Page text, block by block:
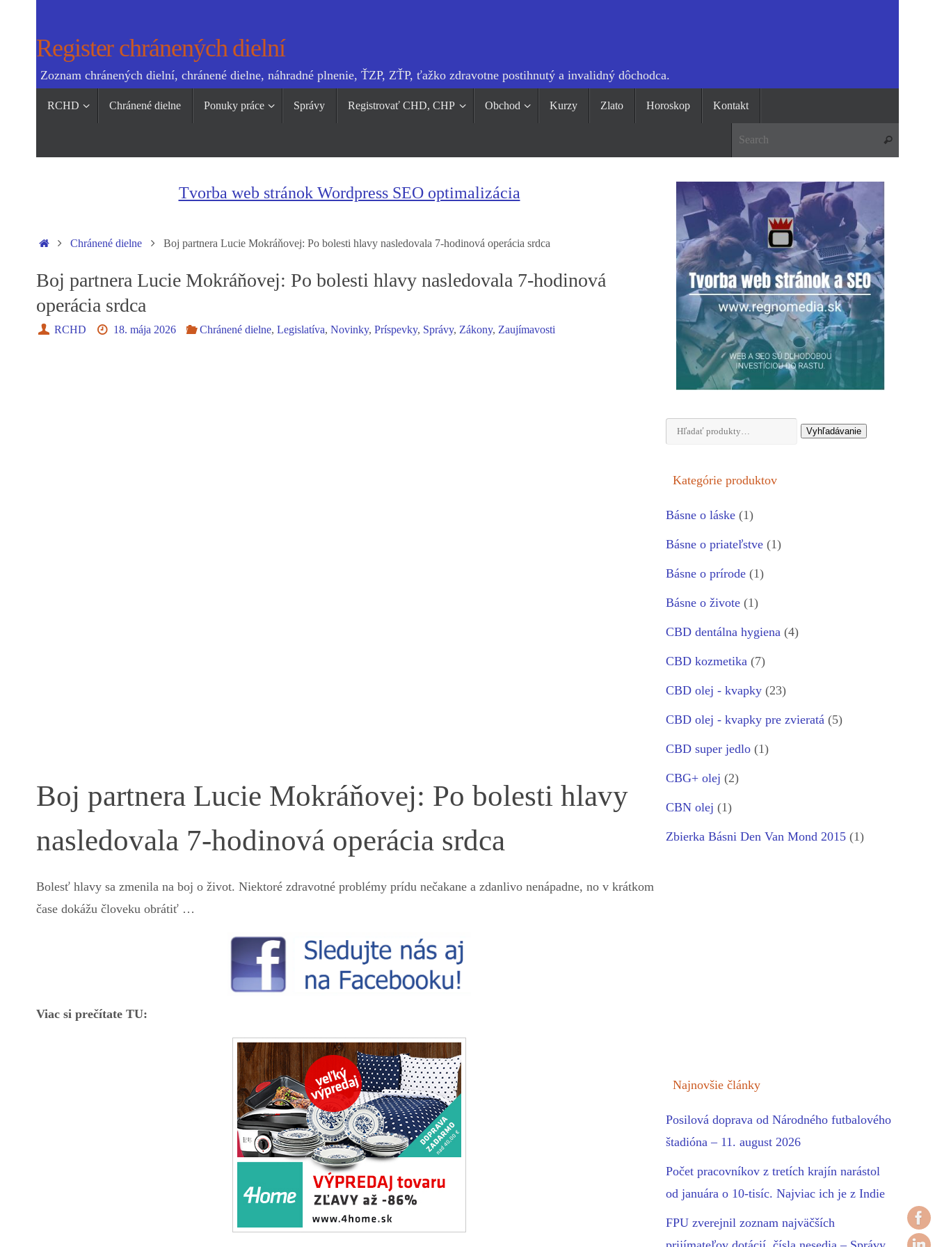
Register chránených dielní
Zoznam chránených dielní, chránené dielne, náhradné plnenie, ŤZP, ZŤP, ťažko zdravotne postihnutý a invalidný dôchodca.
RCHD Chránené dielne Ponuky práce Správy Registrovať CHD, CHP Obchod Kurzy Zlato Horoskop Kontakt
Search
Tvorba web stránok Wordpress SEO optimalizácia
HomeChránené dielne Boj partnera Lucie Mokráňovej: Po bolesti hlavy nasledovala 7-hodinová operácia srdca
Boj partnera Lucie Mokráňovej: Po bolesti hlavy nasledovala 7-hodinová
operácia srdca
RCHD 18. mája 2026 Chránené dielne,Legislatíva,Novinky,Príspevky, Správy,Zákony,Zaujímavosti
Boj partnera Lucie Mokráňovej: Po bolesti hlavy
nasledovala 7-hodinová operácia srdca
Bolesť hlavy sa zmenila na boj o život. Niektoré zdravotné problémy prídu nečakane a zdanlivo nenápadne, no v krátkom
čase dokážu človeku obrátiť …
Viac si prečítate TU:
Hľadať: Vyhľadávanie
Kategórie produktov
Básne o láske (1)
Básne o priateľstve (1)
Básne o prírode (1)
Básne o živote (1)
CBD dentálna hygiena (4)
CBD kozmetika (7)
CBD olej - kvapky (23)
CBD olej - kvapky pre zvieratá (5)
CBD super jedlo (1)
CBG+ olej (2)
CBN olej (1)
Zbierka Básni Den Van Mond 2015 (1)
Najnovšie články
Posilová doprava od Národného futbalového
štadióna – 11. august 2026
Počet pracovníkov z tretích krajín narástol
od januára o 10-tisíc. Najviac ich je z Indie
FPU zverejnil zoznam najväčších